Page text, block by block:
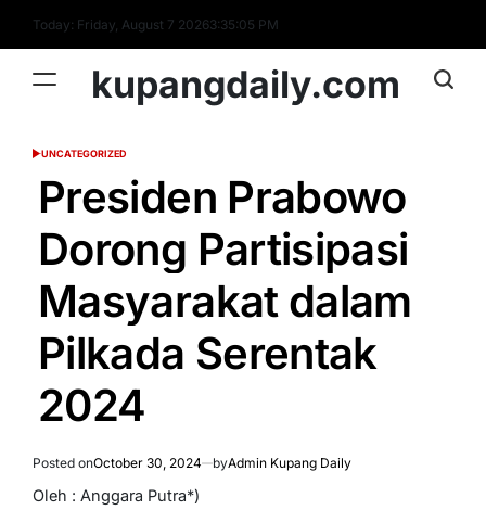
content
Today: Friday, August 7 20263:35:06 PM
kupangdaily.com
POSTED
UNCATEGORIZED
Presiden Prabowo
Dorong Partisipasi
Masyarakat dalam
Pilkada Serentak
2024
Posted onOctober 30, 2024 byAdmin Kupang Daily
Oleh : Anggara Putra*)